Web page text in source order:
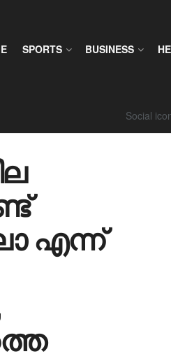
SPORTS BUSINESS
Social
എന്ന്